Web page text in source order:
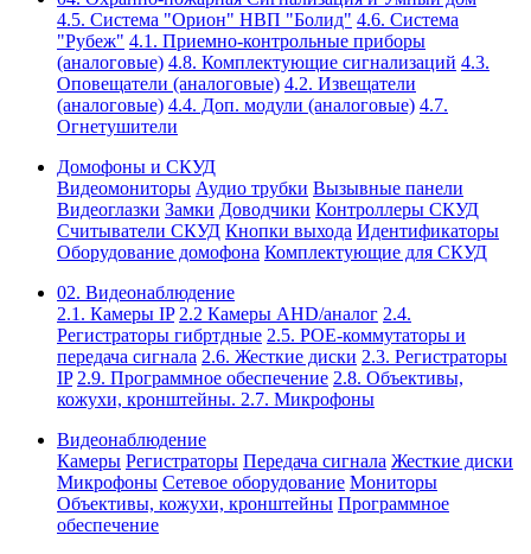
4.5. Система "Орион" НВП "Болид" 4.6. Система
"Рубеж" 4.1. Приемно-контрольные приборы
(аналоговые) 4.8. Комплектующие сигнализаций 4.3.
Оповещатели (аналоговые) 4.2. Извещатели
(аналоговые) 4.4. Доп. модули (аналоговые) 4.7.
Огнетушители
Домофоны и СКУД
Видеомониторы Аудио трубки Вызывные панели
Видеоглазки Замки Доводчики Контроллеры СКУД
Считыватели СКУД Кнопки выхода Идентификаторы
Оборудование домофона Комплектующие для СКУД
02. Видеонаблюдение
2.1. Камеры IP 2.2 Камеры AHD/аналог 2.4.
Регистраторы гибртдные 2.5. РОЕ-коммутаторы и
передача сигнала 2.6. Жесткие диски 2.3. Регистраторы
IP 2.9. Программное обеспечение 2.8. Объективы,
кожухи, кронштейны. 2.7. Микрофоны
Видеонаблюдение
Камеры Регистраторы Передача сигнала Жесткие диски
Микрофоны Сетевое оборудование Мониторы
Объективы, кожухи, кронштейны Программное
обеспечение